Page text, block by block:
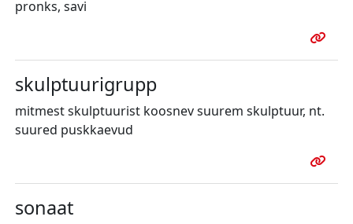
pronks, savi
skulptuurigrupp
mitmest skulptuurist koosnev suurem skulptuur, nt.
suured puskkaevud
sonaat